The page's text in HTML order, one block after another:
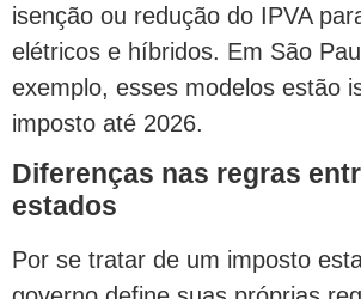
isenção ou redução do IPVA
elétricos e híbridos. Em São
exemplo, esses modelos estão
imposto até 2026.
Diferenças nas regras
estados
Por se tratar de um imposto